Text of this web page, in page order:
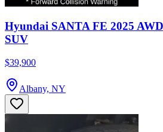
Hyundai SANTA FE 2025
SUV
$39,900
Albany, NY